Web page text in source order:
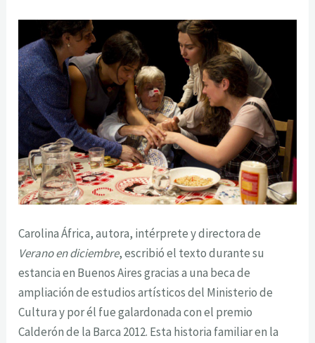
Carolina África, autora, intérprete y directora de
Verano en diciembre, escribió el texto durante su
estancia en Buenos Aires gracias a una beca de
ampliación de estudios artísticos del Ministerio de
Cultura y por él fue galardonada con el premio
Calderón de la Barca 2012. Esta historia familiar en la